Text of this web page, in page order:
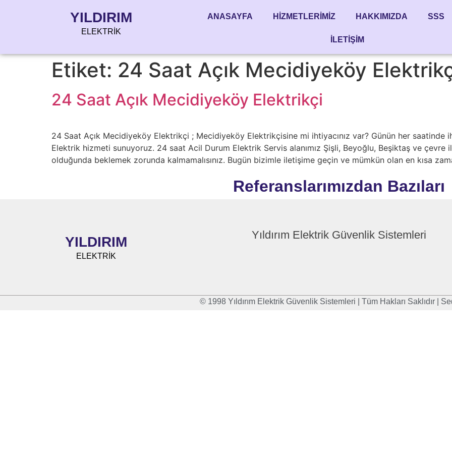
YILDIRIM
ELEKTRİK
ANASAYFA HIZMETLERIMIZ HAKKIMIZDA SSS
İLETIŞIM
Etiket: 24 Saat Açık Mecidiyeköy
24 Saat Açık Mecidiyeköy Elektrikçi
24 Saat Açık Mecidiyeköy Elektrikçi ; Mecidiyeköy Elektrikçisine mi ihtiyacınız var? Günün her saatinde
Elektrik hizmeti sunuyoruz. 24 saat Acil Durum Elektrik Servis alanımız Şişli, Beyoğlu, Beşiktaş ve
olduğunda beklemek zorunda kalmamalısınız. Bugün bizimle iletişime geçin ve mümkün olan en kısa
Referanslarımızdan Bazıları
YILDIRIM
ELEKTRİK
Yıldırım Elektrik Güvenlik Sistemleri
© 1998 Yıldırım Elektrik Güvenlik Sistemleri | Tüm Hakları Saklıdır |